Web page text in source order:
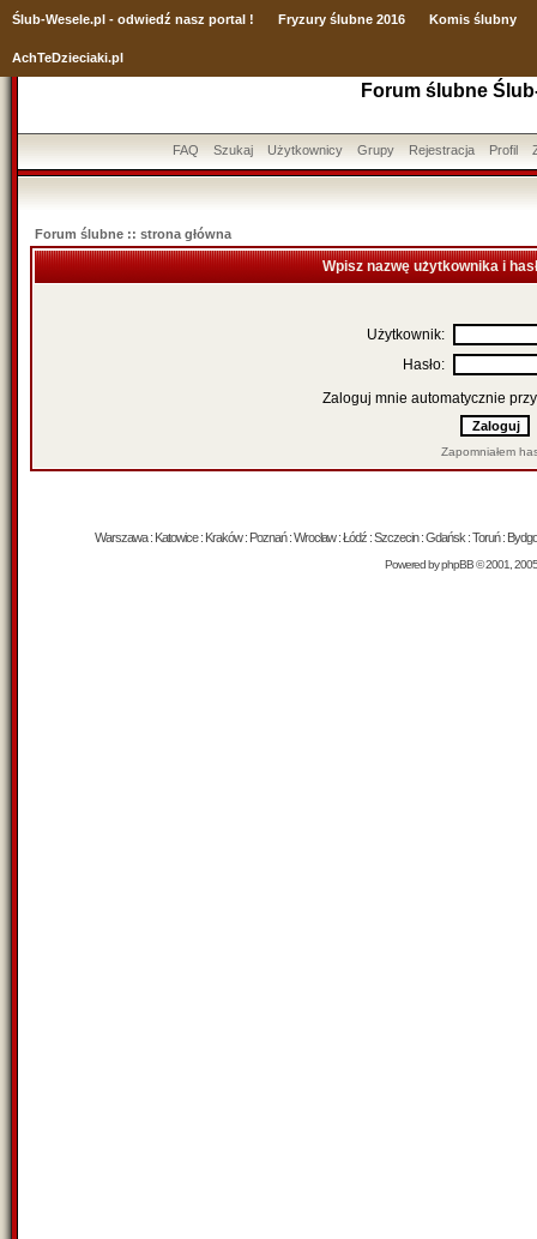
Ślub-Wesele.pl - odwiedź nasz portal ! Fryzury ślubne 2016 Komis ślubny
AchTeDzieciaki.pl
Forum ślubne
FAQ Szukaj Użytkownicy Grupy Rejestracja Profil
Forum ślubne :: strona główna
Wpisz nazwę użytkownika i
Użytkownik:
Hasło:
Zaloguj mnie automatycznie
Zapomniałem
Warszawa : Katowice : Kraków : Poznań : Wrocław : Łódź : Szczecin : Gdańsk : Toruń :
Powered byphpBB© 2001,